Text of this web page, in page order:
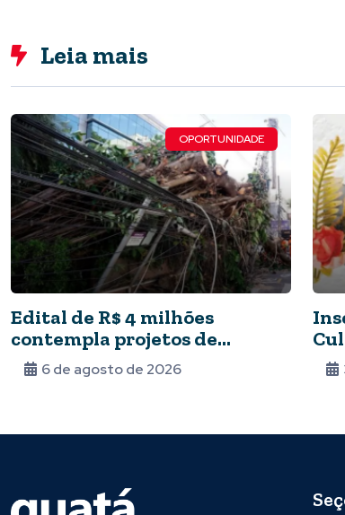
Leia mais
OPORTUNIDADE
Edital de R$ 4 milhões
contempla projetos de
comunicação climática
6 de agosto de 2026